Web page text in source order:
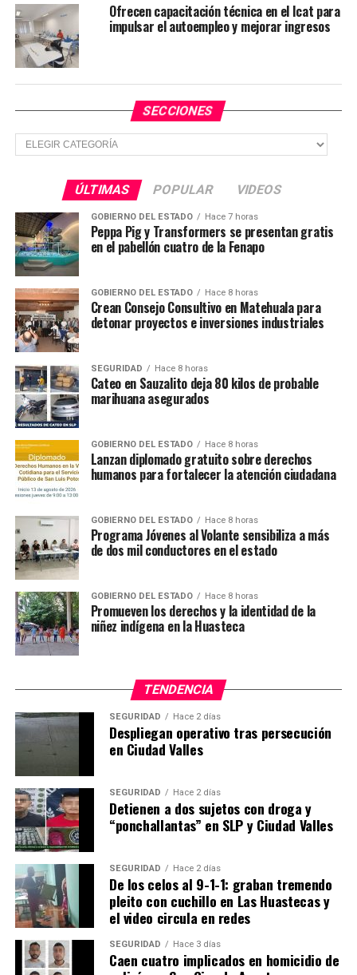
Ofrecen capacitación técnica en el Icat para
impulsar el autoempleo y mejorar ingresos
SECCIONES
Secciones
ÚLTIMAS POPULAR VIDEOS
GOBIERNO DEL ESTADO Hace 7 horas
Peppa Pig y Transformers se presentan gratis
en el pabellón cuatro de la Fenapo
GOBIERNO DEL ESTADO Hace 8 horas
Crean Consejo Consultivo en Matehuala para
detonar proyectos e inversiones industriales
SEGURIDAD Hace 8 horas
Cateo en Sauzalito deja 80 kilos de probable
marihuana asegurados
GOBIERNO DEL ESTADO Hace 8 horas
Lanzan diplomado gratuito sobre derechos
humanos para fortalecer la atención ciudadana
GOBIERNO DEL ESTADO Hace 8 horas
Programa Jóvenes al Volante sensibiliza a más
de dos mil conductores en el estado
GOBIERNO DEL ESTADO Hace 8 horas
Promueven los derechos y la identidad de la
niñez indígena en la Huasteca
TENDENCIA
SEGURIDAD Hace 2 días
Despliegan operativo tras persecución
en Ciudad Valles
SEGURIDAD Hace 2 días
Detienen a dos sujetos con droga y
“ponchallantas” en SLP y Ciudad Valles
SEGURIDAD Hace 2 días
De los celos al 9-1-1: graban tremendo
pleito con cuchillo en Las Huastecas y
el video circula en redes
SEGURIDAD Hace 3 días
Caen cuatro implicados en homicidio de